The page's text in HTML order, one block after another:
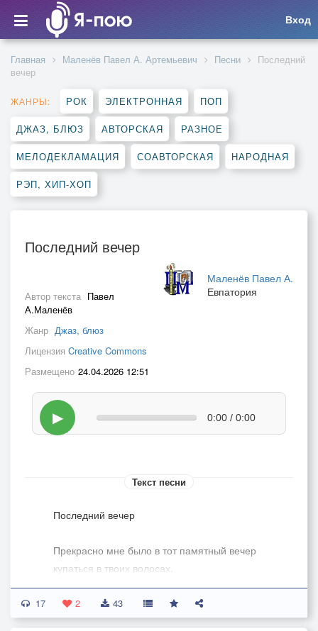
Вход
Главная Маленёв Павел А. Артемьевич Песни
Последний
вечер
ЖАНРЫ: РОК ЭЛЕКТРОННАЯ ПОП
ДЖАЗ, БЛЮЗ АВТОРСКАЯ РАЗНОЕ
МЕЛОДЕКЛАМАЦИЯ СОАВТОРСКАЯ НАРОДНАЯ
РЭП, ХИП-ХОП
Последний вечер
Маленёв Павел А.
Евпатория
Автор текста Павел
А.Маленёв
Жанр Джаз, блюз
Лицензия Creative Commons
Размещено 24.04.2026 12:51
▶ 0:00 / 0:00
Текст песни
Последний вечер
Прекрасно мне было в тот памятный вечер
купаться в твоих волосах.
Они ниспадали на голые плечи, –
Тонул я на этих волнах.
17 2 43